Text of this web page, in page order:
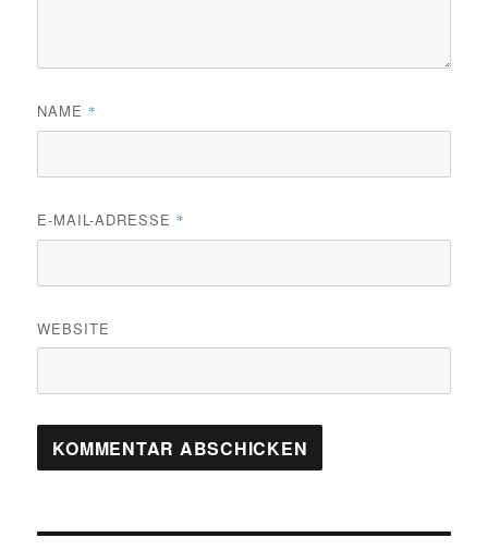
NAME *
E-MAIL-ADRESSE *
WEBSITE